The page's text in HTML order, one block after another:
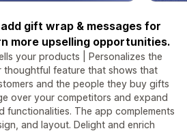
gift wrap & messages for
more upselling opportunities.
your products | Personalizes the
thoughtful feature that shows that
and the people they buy gifts
over your competitors and expand
functionalities. The app complements
and layout. Delight and enrich